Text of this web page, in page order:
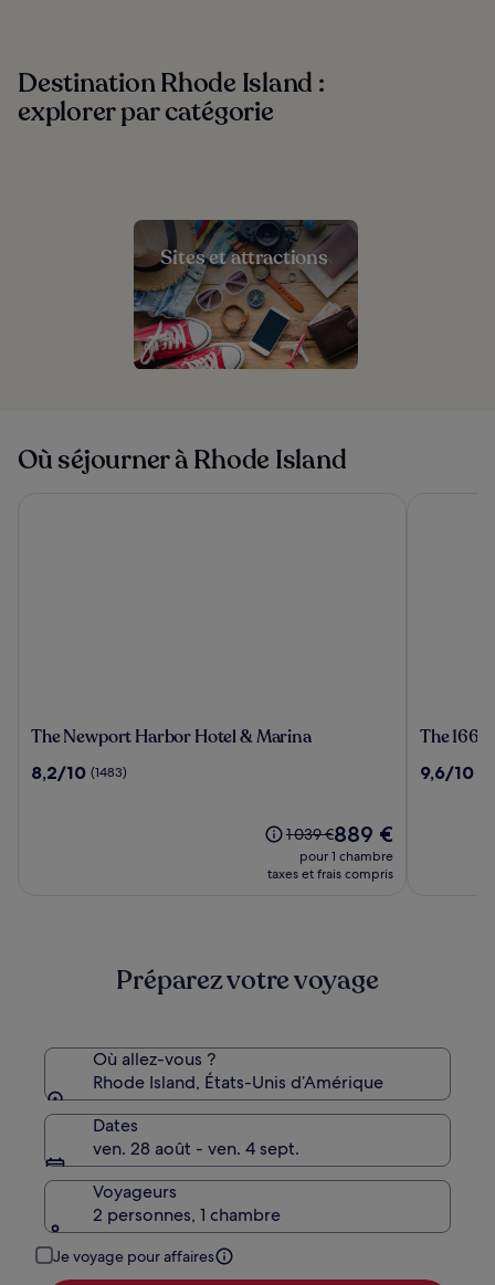
Destination Rhode Island :
explorer par catégorie
Sites et attractions
Où séjourner à Rhode Island
The
Harbor
The Newport Harbor Hotel & Marina
8.2
8,2/10 (1483)
Le
prix
était
d’informations
sur
standard.
1 039 €Le
nouveau
prix
889 €
pour 1 chambre
taxes et frais compris
The
Inn
The 1661
9.6
9,6/10
Préparez votre voyage
Où allez-vous ?
Rhode Island, États-Unis d’Amérique
Dates
ven. 28 août - ven. 4 sept.
Voyageurs
2 personnes, 1 chambre
Je voyage pour affaires